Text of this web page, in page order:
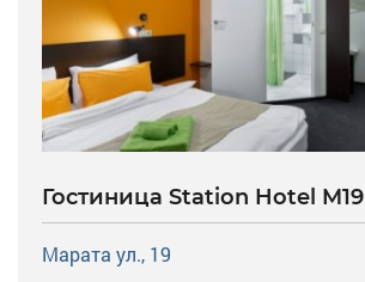
Гостиница Station Hotel M19
Марата ул., 19